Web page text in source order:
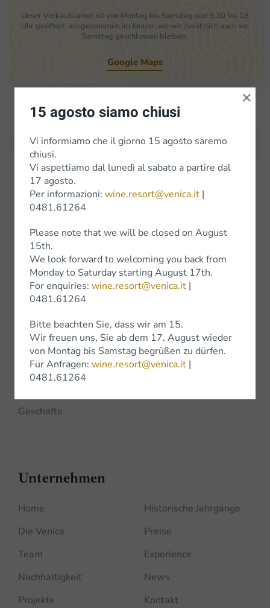
Unser Verkaufsladen ist von Montag bis Samstag von 9.30 bis 18
Uhr geöffnet, ausgenommen im Januar, wo wir zusätzlich auch am
Samstag geschlossen bleiben.
Google Maps
Iscriviti alla Newsletter
Weine
Rotweine
Wine Experience
Shop
Shop Online
Geschäfte
Unternehmen
Home
Die Venica
Team
Nachhaltigkeit
Projekte
Historische Jahrgänge
Preise
Experience
News
Kontakt
15 agosto siamo chiusi
Vi informiamo che il giorno 15 agosto saremo
chiusi.
Vi aspettiamo dal lunedì al sabato a partire dal
17 agosto.
Per informazioni: wine.resort@venica.it |
0481.61264
Please note that we will be closed on August
15th.
We look forward to welcoming you back from
Monday to Saturday starting August 17th.
For enquiries: wine.resort@venica.it |
0481.61264
Bitte beachten Sie, dass wir am 15.
Wir freuen uns, Sie ab dem 17. August wieder
von Montag bis Samstag begrüßen zu dürfen.
Für Anfragen: wine.resort@venica.it |
0481.61264
×